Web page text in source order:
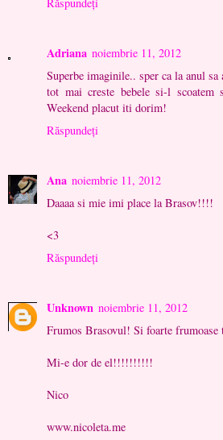
Adriana noiembrie 11, 2012
Superbe imaginile.. sper ca la anul
tot mai creste bebele si-l
Weekend placut iti dorim!
Răspundeți
Ana noiembrie 11, 2012
Daaaa si mie imi place la Brasov!!!!
<3
Răspundeți
Unknown noiembrie 11, 2012
Frumos Brasovul! Si foarte frumoase
Mi-e dor de el!!!!!!!!!!
Nico
www.nicoleta.me